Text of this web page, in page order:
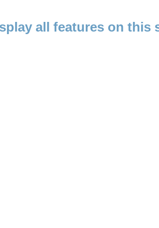
all features on this